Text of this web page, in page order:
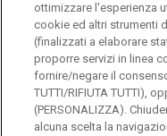
© Università Cattolica
Largo A. Gemelli 1,
PI 02133120150
ottimizzare l'esperienza
cookie ed altri strumenti
(finalizzati a elaborare
proporre servizi in linea
fornire/negare il
TUTTI/RIFIUTA TUTTI),
(PERSONALIZZA).
alcuna scelta la